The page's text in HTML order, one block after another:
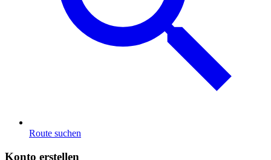
Route suchen
Konto erstellen